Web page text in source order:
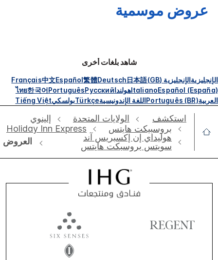
عروض موسمية
شاهد بلغات أخرى
الإنجليزيةالإنجليزية (GB) 日本語
Deutsch
繁體
Español
中文
Français
Español (España)
ItalianoهولنداРусский
Português
한국어
ไทย
العربيةPortuguês (BR)اللغة الإندونيسيةTürkçeبولسكيTiếng Việt
استكشف الولايات المتحدة
إلينوي
بروسبيكت هايتس
Holiday Inn Express
هوليداي إن إكسبريس آند
سويتس بروسبكت هايتس
العروض